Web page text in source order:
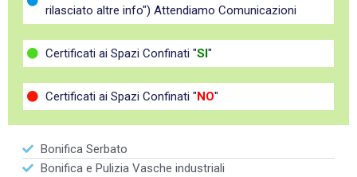
rilasciato altre info") Attendiamo Comunicazioni
Certificati ai Spazi Confinati "SI "
Certificati ai Spazi Confinati " NO"
Bonifica Serbato
Bonifica e Pulizia Vasche industriali